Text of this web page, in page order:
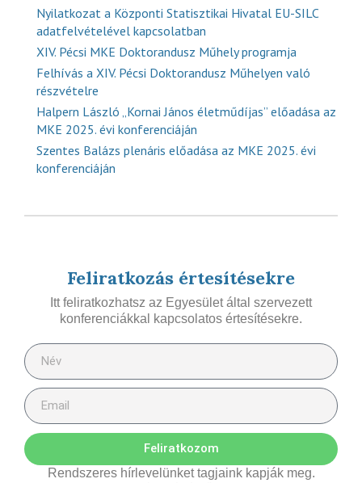
Nyilatkozat a Központi Statisztikai Hivatal EU-SILC
adatfelvételével kapcsolatban
XIV. Pécsi MKE Doktorandusz Műhely programja
Felhívás a XIV. Pécsi Doktorandusz Műhelyen való
részvételre
Halpern László „Kornai János életműdíjas” előadása az
MKE 2025. évi konferenciáján
Szentes Balázs plenáris előadása az MKE 2025. évi
konferenciáján
Feliratkozás értesítésekre
Itt feliratkozhatsz az Egyesület által szervezett
konferenciákkal kapcsolatos értesítésekre.
Feliratkozom
Rendszeres hírlevelünket tagjaink kapják meg.